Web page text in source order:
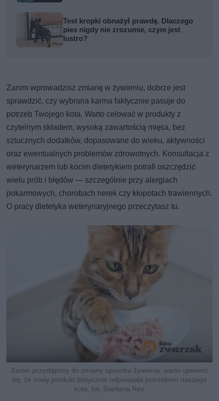
Test kropki obnażył prawdę. Dlaczego
pies nigdy nie zrozumie, czym jest
lustro?
Zanim wprowadzisz zmianę w żywieniu, dobrze jest
sprawdzić, czy wybrana karma faktycznie pasuje do
potrzeb Twojego kota. Warto celować w produkty z
czytelnym składem, wysoką zawartością mięsa, bez
sztucznych dodatków, dopasowane do wieku, aktywności
oraz ewentualnych problemów zdrowotnych. Konsultacja z
weterynarzem lub kocim dietetykiem potrafi oszczędzić
wielu prób i błędów — szczególnie przy alergiach
pokarmowych, chorobach nerek czy kłopotach trawiennych.
O pracy dietetyka weterynaryjnego przeczytasz tu.
Zanim przystąpimy do zmiany sposobu żywienia, warto upewnić
się, że nowy produkt faktycznie odpowiada potrzebom naszego
kota, fot. Svetlana Rey